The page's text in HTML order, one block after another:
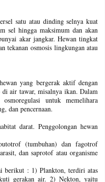
satu atau dinding selnya kuat
sel hingga maksimum dan akan
akar jangkar. Hewan tingkat
tekanan osmosis lingkungan atau
yang bergerak aktif dengan
air tawar, misalnya ikan. Dalam
untuk memelihara
dan pencernaan.
darat. Penggolongan hewan
(tumbuhan) dan fagotrof
dan saprotof atau organisme
berikut : 1) Plankton, terdiri atas
gerakan air. 2) Nekton, yaitu